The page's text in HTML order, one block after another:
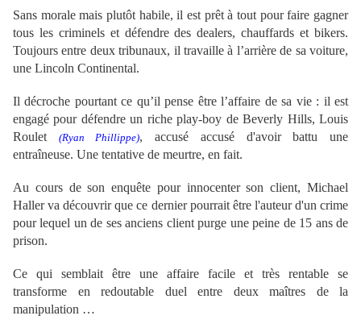
Sans morale mais plutôt habile, il est prêt à tout pour faire gagner
tous les criminels et défendre des dealers, chauffards et bikers.
Toujours entre deux tribunaux, il travaille à l’arrière de sa voiture,
une Lincoln Continental.
Il décroche pourtant ce qu’il pense être l’affaire de sa vie : il est
engagé pour défendre un riche play-boy de Beverly Hills, Louis
Roulet (Ryan Phillippe), accusé accusé d'avoir battu une
entraîneuse. Une tentative de meurtre, en fait.
Au cours de son enquête pour innocenter son client, Michael
Hallerva découvrir que ce dernier pourrait être l'auteur d'un crime
pour lequel un de ses anciens client purge une peine de 15 ans de
prison.
Ce qui semblait être une affaire facile et très rentable se
transforme en redoutable duel entre deux maîtres de la
manipulation …